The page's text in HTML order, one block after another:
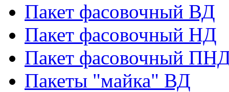
Пакет фасовочный ВД
Пакет фасовочный НД
Пакет фасовочный
Пакеты "майка" ВД